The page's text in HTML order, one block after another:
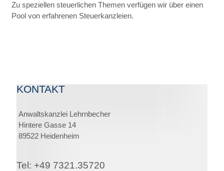
Zu speziellen steuerlichen Themen verfügen wir über einen
Pool von erfahrenen Steuerkanzleien.
KONTAKT
Anwaltskanzlei Lehrnbecher
Hintere Gasse 14
89522 Heidenheim
Tel: +49 7321.35720